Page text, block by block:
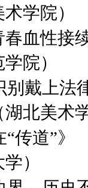
学院）
春血性接
院）
别戴上法
北美术
传道”》
）